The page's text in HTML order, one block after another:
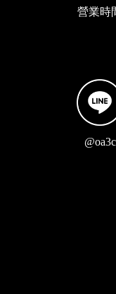
營業時
@oa3c